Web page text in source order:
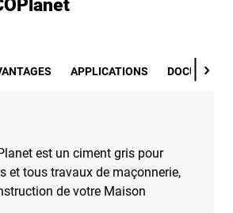
APPLICATIONS
est un ciment gris pour
et tous travaux de maçonnerie,
de votre Maison